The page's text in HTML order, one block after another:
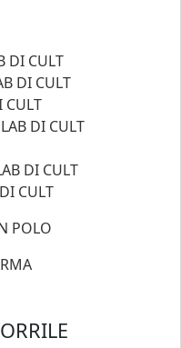
DI CULT
DI CULT
CULT
DI CULT
DI CULT
CULT
POLO